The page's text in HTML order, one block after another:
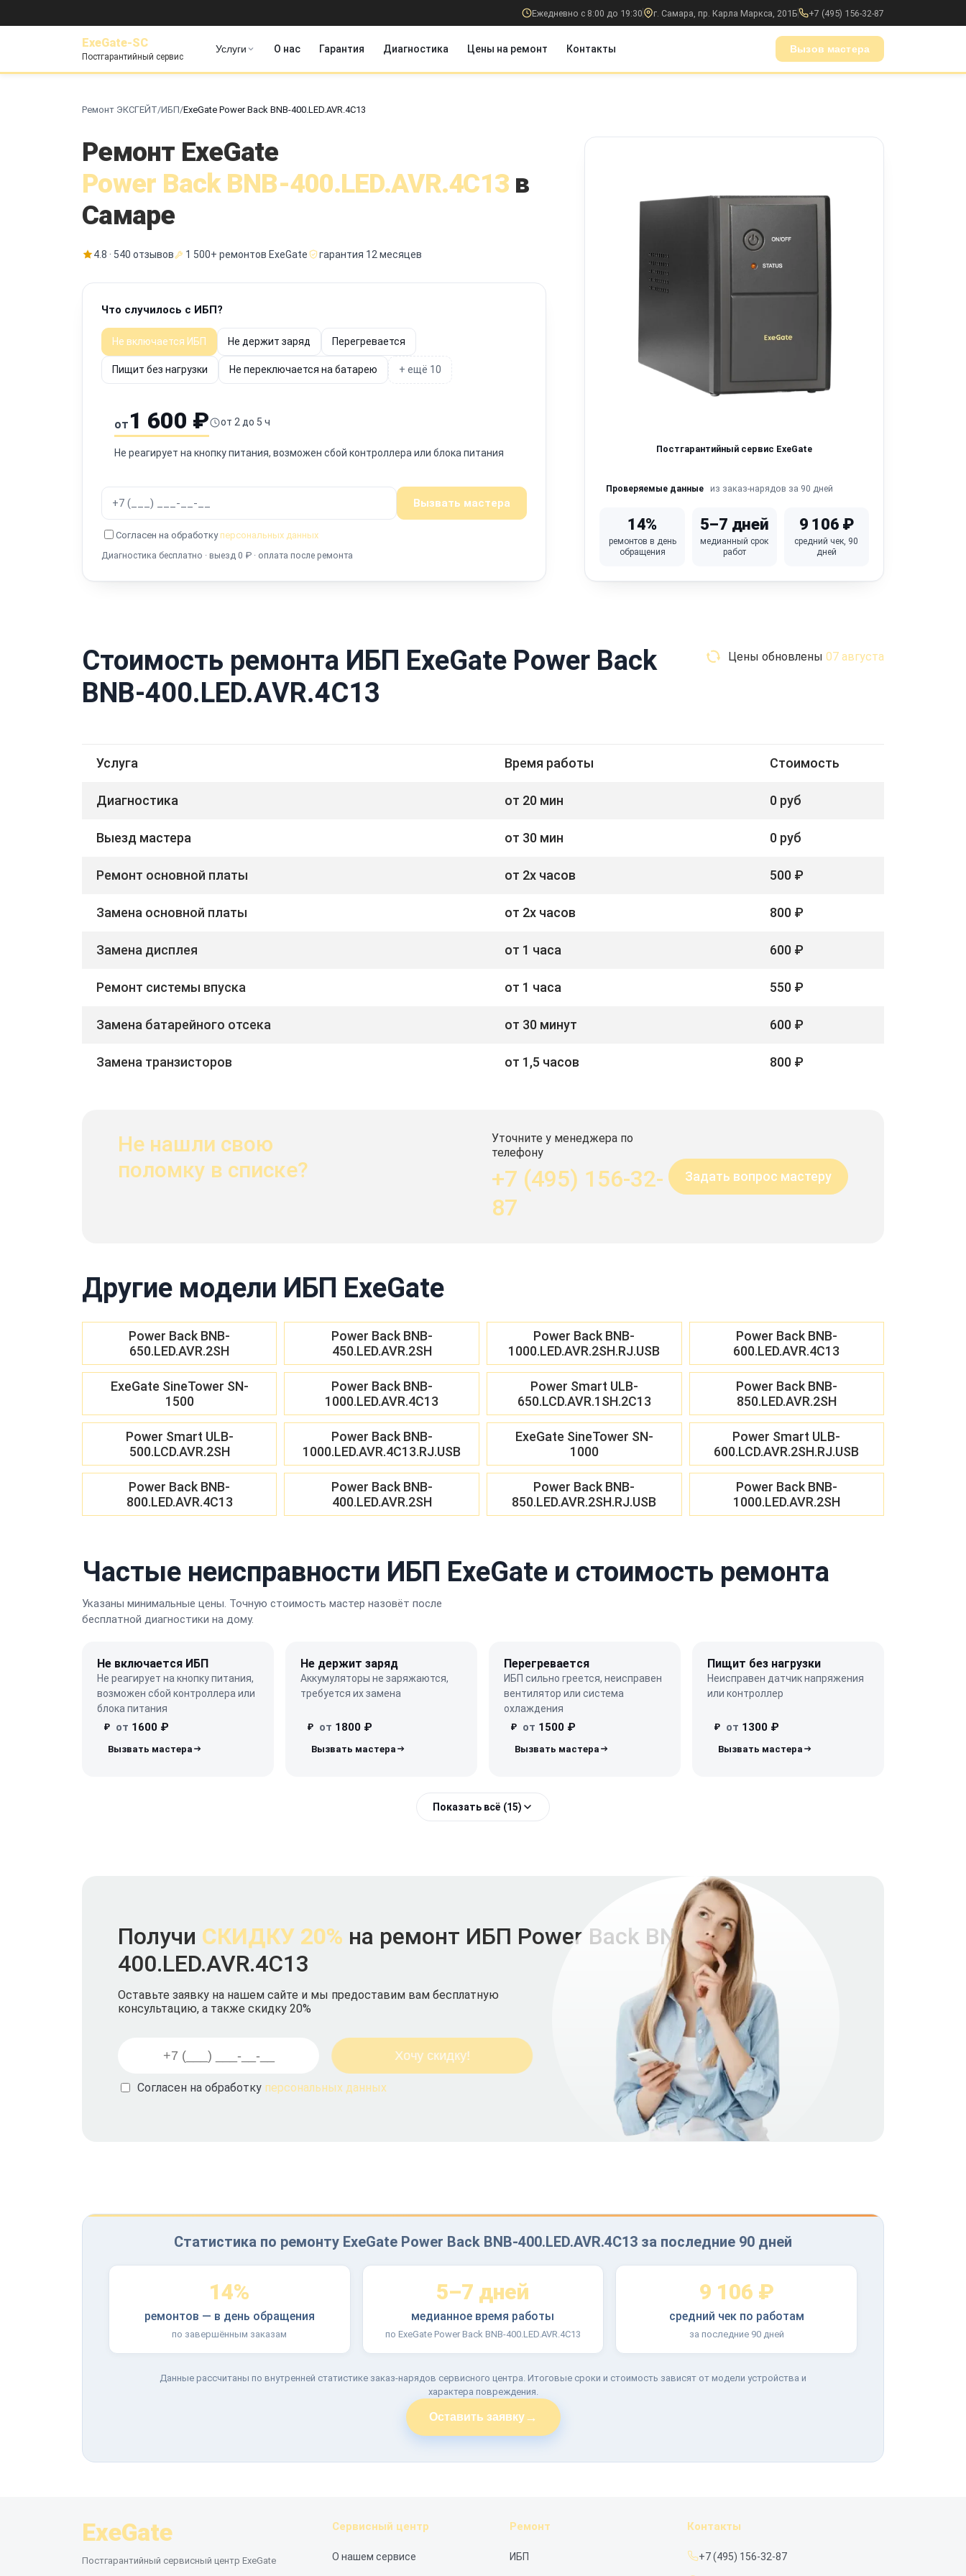
Ежедневно с 8:00 до 19:30 г. Самара, пр. Карла Маркса, 201Б +7 (495) 156-32-87
ExeGate-SC
Постгарантийный сервис
Услуги О нас Гарантия Диагностика Цены на ремонт Контакты Вызов мастера
Ремонт ЭКСГЕЙТ/ИБП/ExeGate Power Back BNB-400.LED.AVR.4C13
Ремонт ExeGate
Power Back BNB-400.LED.AVR.4C13 в
Самаре
4.8 · 540 отзывов 1 500+ ремонтов ExeGate гарантия 12 месяцев
Что случилось с ИБП?
Не включается ИБП Не держит заряд Перегревается
Пищит без нагрузки Не переключается на батарею + ещё 10
от 1 600 ₽ от 2 до 5 ч
Не реагирует на кнопку питания, возможен сбой контроллера или блока питания
Вызвать мастера
Согласен на обработку персональных данных
Диагностика бесплатно · выезд 0 ₽ · оплата после ремонта
Постгарантийный сервис ExeGate
Проверяемые данные из заказ-нарядов за 90 дней
14%
ремонтов в день
обращения
5–7 дней
медианный срок
работ
9 106 ₽
средний чек, 90
дней
Стоимость ремонта ИБП ExeGate Power Back
BNB-400.LED.AVR.4C13
Цены обновлены 07 августа
Услуга Время работы Стоимость
Диагностика от 20 мин 0 руб
Выезд мастера от 30 мин 0 руб
Ремонт основной платы от 2х часов 500 ₽
Замена основной платы от 2х часов 800 ₽
Замена дисплея от 1 часа 600 ₽
Ремонт системы впуска от 1 часа 550 ₽
Замена батарейного отсека от 30 минут 600 ₽
Замена транзисторов от 1,5 часов 800 ₽
Не нашли свою
поломку в списке?
Уточните у менеджера по
телефону
+7 (495) 156-32-
87
Задать вопрос мастеру
Другие модели ИБП ExeGate
Power Back BNB-
650.LED.AVR.2SH
Power Back BNB-
450.LED.AVR.2SH
Power Back BNB-
1000.LED.AVR.2SH.RJ.USB
Power Back BNB-
600.LED.AVR.4C13
ExeGate SineTower SN-
1500
Power Back BNB-
1000.LED.AVR.4C13
Power Smart ULB-
650.LCD.AVR.1SH.2C13
Power Back BNB-
850.LED.AVR.2SH
Power Smart ULB-
500.LCD.AVR.2SH
Power Back BNB-
1000.LED.AVR.4C13.RJ.USB
ExeGate SineTower SN-
1000
Power Smart ULB-
600.LCD.AVR.2SH.RJ.USB
Power Back BNB-
800.LED.AVR.4C13
Power Back BNB-
400.LED.AVR.2SH
Power Back BNB-
850.LED.AVR.2SH.RJ.USB
Power Back BNB-
1000.LED.AVR.2SH
Частые неисправности ИБП ExeGate и стоимость ремонта
Указаны минимальные цены. Точную стоимость мастер назовёт после
бесплатной диагностики на дому.
Не включается ИБП
Не реагирует на кнопку питания,
возможен сбой контроллера или
блока питания
₽ от 1600 ₽
Не держит заряд
Аккумуляторы не заряжаются,
требуется их замена
₽ от 1800 ₽
Перегревается
ИБП сильно греется, неисправен
вентилятор или система
охлаждения
₽ от 1500 ₽
Пищит без нагрузки
Неисправен датчик напряжения
или контроллер
₽ от 1300 ₽
Показать всё (15)
Получи СКИДКУ 20% на ремонт ИБП Power Back BNB-
400.LED.AVR.4C13
Оставьте заявку на нашем сайте и мы предоставим вам бесплатную
консультацию, а также скидку 20%
Согласен на обработку персональных данных
Статистика по ремонту ExeGate Power Back BNB-400.LED.AVR.4C13 за последние 90 дней
14%
ремонтов — в день обращения
по завершённым заказам
5–7 дней
медианное время работы
по ExeGate Power Back BNB-400.LED.AVR.4C13
9 106 ₽
средний чек по работам
за последние 90 дней
Данные рассчитаны по внутренней статистике заказ-нарядов сервисного центра. Итоговые сроки и стоимость зависят от модели устройства и
характера повреждения.
Оставить заявку→
ExeGate
Постгарантийный сервисный центр ExeGate
Сервисный центр
О нашем сервисе
Ремонт
ИБП
Контакты
+7 (495) 156-32-87